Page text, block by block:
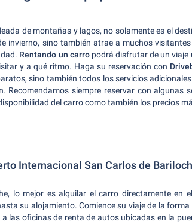
de montañas y lagos, no solamente es el
invierno, sino también atrae a muchos
Rentando un carro podrá disfrutar de un viaje
y a qué ritmo. Haga su reservación con
sino también todos los servicios
Recomendamos siempre reservar con algunas
del carro como también los precios
Internacional San Carlos de
lo mejor es alquilar el carro directamente en
su alojamiento. Comience su viaje de la
las oficinas de renta de autos ubicadas en la